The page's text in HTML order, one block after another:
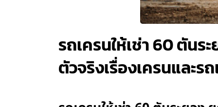
รถเครนให้เช่า 60 ตันร
ตัวจริงเรื่องเครนและ